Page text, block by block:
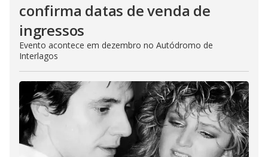
confirma datas de venda de
ingressos
Evento acontece em dezembro no Autódromo de
Interlagos